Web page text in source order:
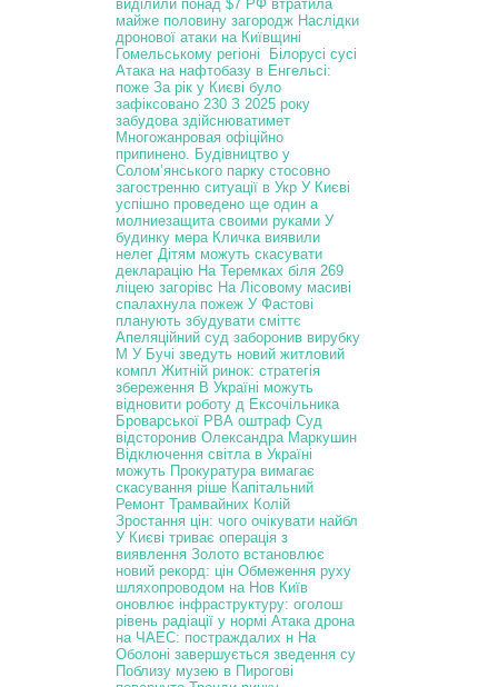
виділили понад $7 РФ втратила
майже половину загородж Наслідки
дронової атаки на Київщині
Гомельському регіоні Білорусі сусі
Атака на нафтобазу в Енгельсі:
поже За рік у Києві було
зафіксовано 230 З 2025 року
забудова здійснюватимет
Многожанровая офіційно
припинено. Будівництво у
Солом’янського парку стосовно
загостренню ситуації в Укр У Києві
успішно проведено ще один а
молниезащита своими руками У
будинку мера Кличка виявили
нелег Дітям можуть скасувати
декларацію На Теремках біля 269
ліцею загорівс На Лісовому масиві
спалахнула пожеж У Фастові
планують збудувати сміттє
Апеляційний суд заборонив вирубку
М У Бучі зведуть новий житловий
компл Житній ринок: стратегія
збереження В Україні можуть
відновити роботу д Ексочільника
Броварської РВА оштраф Суд
відсторонив Олександра Маркушин
Відключення світла в Україні
можуть Прокуратура вимагає
скасування ріше Капітальний
Ремонт Трамвайних Колій
Зростання цін: чого очікувати найбл
У Києві триває операція з
виявлення Золото встановлює
новий рекорд: цін Обмеження руху
шляхопроводом на Нов Київ
оновлює інфраструктуру: оголош
рівень радіації у нормі Атака дрона
на ЧАЕС: постраждалих н На
Оболоні завершується зведення су
Поблизу музею в Пирогові